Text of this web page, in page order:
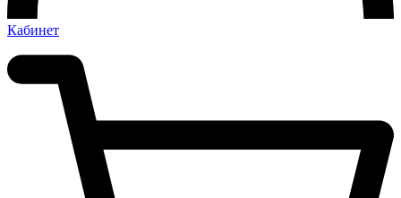
Кабинет